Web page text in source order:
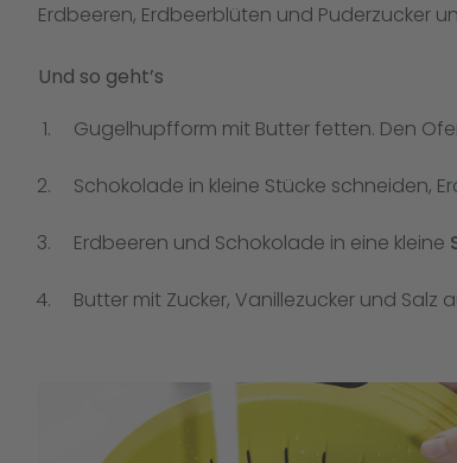
Erdbeeren, Erdbeerblüten und Puderzucker
Und so geht’s
Gugelhupfform mit Butter fetten. Den
Schokolade in kleine Stücke schneiden,
Erdbeeren und Schokolade in eine kleine
Butter mit Zucker, Vanillezucker und Salz